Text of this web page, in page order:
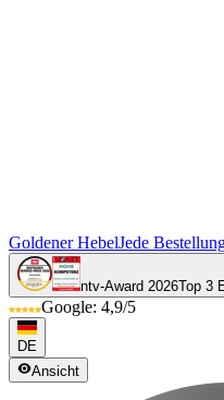
Goldener HebelJede
ntv-Award 2026Top 3
Google: 4,9/5
DE
Ansicht